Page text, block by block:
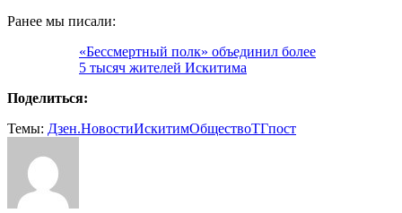
Ранее мы писали:
«Бессмертный полк» объединил более
5 тысяч жителей Искитима
Поделиться:
Темы: Дзен.НовостиИскитимОбществоТГпост